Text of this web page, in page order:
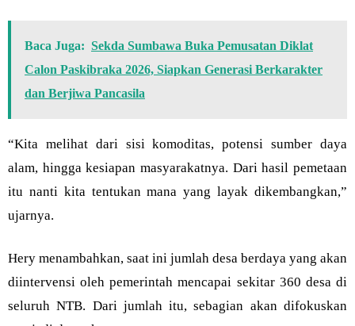
Baca Juga: Sekda Sumbawa Buka Pemusatan Diklat
Calon Paskibraka 2026, Siapkan Generasi Berkarakter
dan Berjiwa Pancasila
“Kita melihat dari sisi komoditas, potensi sumber daya
alam, hingga kesiapan masyarakatnya. Dari hasil pemetaan
itu nanti kita tentukan mana yang layak dikembangkan,”
ujarnya.
Hery menambahkan, saat ini jumlah desa berdaya yang akan
diintervensi oleh pemerintah mencapai sekitar 360 desa di
seluruh NTB. Dari jumlah itu, sebagian akan difokuskan